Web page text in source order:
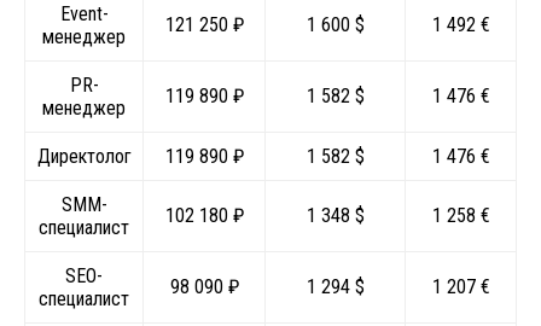
Event-
менеджер
121 250 ₽ 1 600 $ 1 492 €
PR-
менеджер
119 890 ₽ 1 582 $ 1 476 €
Директолог 119 890 ₽ 1 582 $ 1 476 €
SMM-
специалист
102 180 ₽ 1 348 $ 1 258 €
SEO-
специалист
98 090 ₽ 1 294 $ 1 207 €